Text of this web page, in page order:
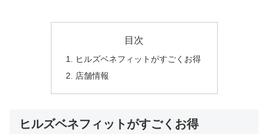
目次
ヒルズベネフィットがすごくお得
店舗情報
ヒルズベネフィットがすごくお得